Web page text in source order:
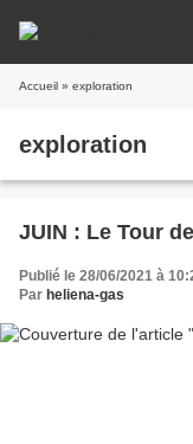
Accueil » exploration
exploration
JUIN : Le Tour
Publié le 28/06/2021 à
Par heliena-gas